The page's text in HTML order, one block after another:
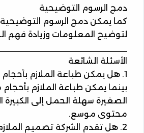
دمج الرسوم التوضيحية
كما يمكن دمج الرسوم التوضيحية
لتوضيح المعلومات وزيادة فهم
الأسئلة الشائعة
1. هل يمكن طباعة الملازم بأحجام مختلفة؟
بينما يمكن طباعة الملازم
الصغيرة سهلة الحمل إلى
محتوى موسع.
2. هل تقدم الشركة تصميم الملازم من الصفر؟